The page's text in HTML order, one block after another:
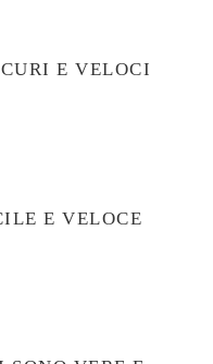
E VELOCI
E VELOCE